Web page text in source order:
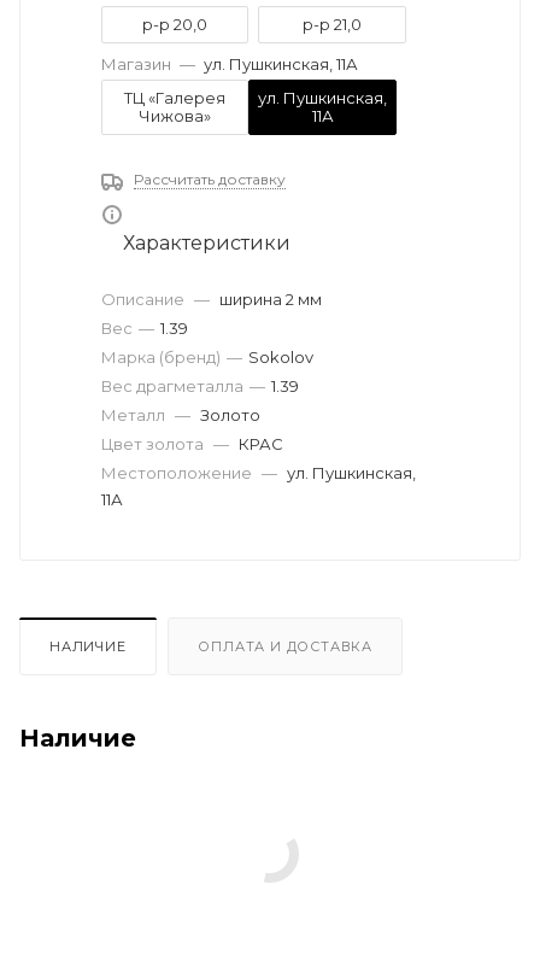
р-р 20,0 р-р 21,0
р-р 21,5 р-р 22,0
р-р 22,5 р-р 23,0
Магазин — ул. Пушкинская, 11А
ТЦ «Галерея
Чижова»
ул. Пушкинская,
11А
Рассчитать доставку
Характеристики
Описание — ширина 2 мм
Вес драгметалла — 1.39
Марка (бренд) — Sokolov
Вес — 1.39
Металл — Золото
Цвет золота — КРАС
Местоположение — ул. Пушкинская,
11А
НАЛИЧИЕ ОПЛАТА И ДОСТАВКА
Наличие